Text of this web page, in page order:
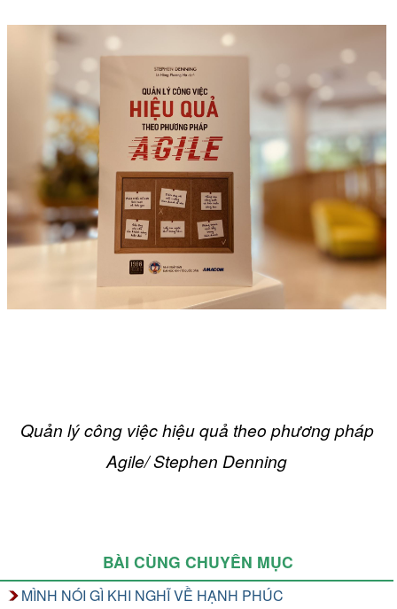
Quản lý công việc hiệu quả theo phương pháp
Agile/ Stephen Denning
BÀI CÙNG CHUYÊN MỤC
MÌNH NÓI GÌ KHI NGHĨ VỀ HẠNH PHÚC